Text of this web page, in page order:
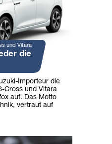
und Vitara
die
Importeur die
Cross und Vitara
auf. Das Motto
vertraut auf